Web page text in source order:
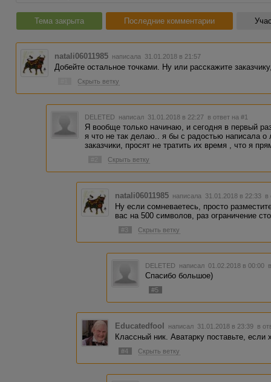
Тема закрыта Последние комментарии
natali06011985 написала 31.01.2018 в 21:57
Добейте остальное точками. Ну или расскажите
Скрыть ветку
DELETED написал 31.01.2018 в 22:27 в ответ на #1
Я вообще только начинаю, и сегодня в первый
я что не так делаю.. я бы с радостью написала о
заказчики, просят не тратить их время , что я
Скрыть ветку
natali06011985 написала 31.01.2018 в 22:33 в
Ну если сомневаетесь, просто
вас на 500 символов, раз ограничение
#3 Скрыть ветку
DELETED написал 01.02.2018 в 00:00
Спасибо большое)
#5
Educatedfool написал 31.01.2018 в 23:39 в
Классный ник. Аватарку поставьте, если
#4 Скрыть ветку